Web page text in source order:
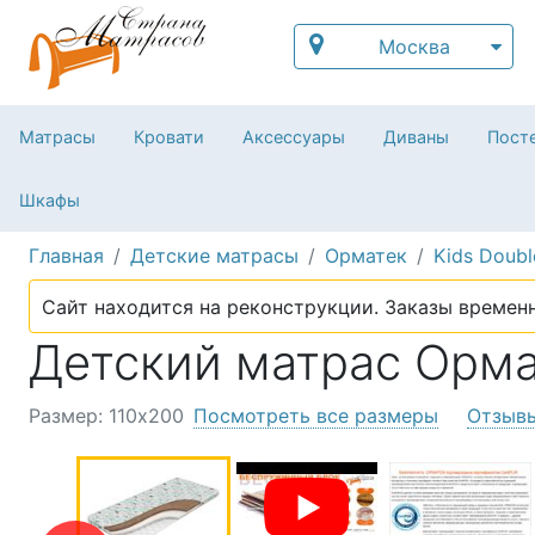
Москва
Матрасы Кровати Аксессуары Диваны
Шкафы
Главная Детские матрасы Орматек Kids
Сайт находится на реконструкции. Заказы
Детский матрас
Размер: 110х200 Посмотреть все размеры